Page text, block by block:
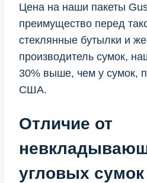
Цена на наши пакеты
преимущество перед
стеклянные бутылки и
производитель сумок,
30% выше, чем у сумок,
США.
Отличие от
угловых сумок